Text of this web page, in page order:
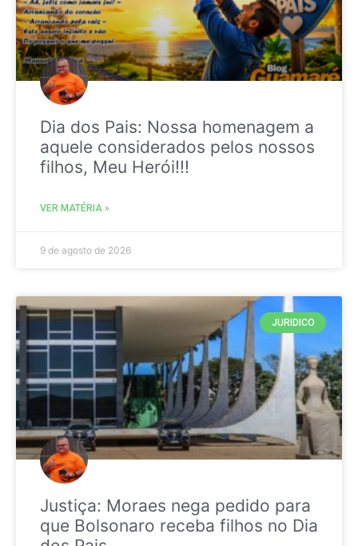
Dia dos Pais: Nossa homenagem a
aquele considerados pelos nossos
filhos, Meu Herói!!!
VER MATÉRIA »
9 de agosto de 2026
JURIDICO
Justiça: Moraes nega pedido para
que Bolsonaro receba filhos no Dia